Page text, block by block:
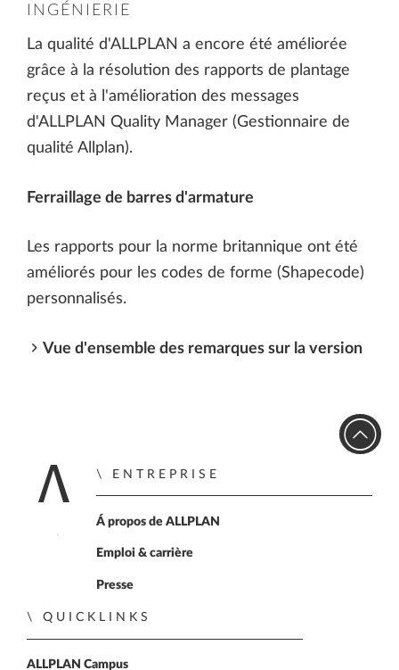
INGÉNIERIE
La qualité d'ALLPLAN a encore été améliorée
grâce à la résolution des rapports de plantage
reçus et à l'amélioration des messages
d'ALLPLAN Quality Manager (Gestionnaire de
qualité Allplan).
Ferraillage de barres d'armature
Les rapports pour la norme britannique ont été
améliorés pour les codes de forme (Shapecode)
personnalisés.
Vue d'ensemble des remarques sur la version
Accueil
ENTREPRISE
Á propos de ALLPLAN
Emploi & carrière
Presse
QUICKLINKS
ALLPLAN Campus